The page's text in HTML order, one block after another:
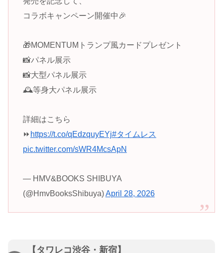
コラボキャンペーン開催中🎉
🎁MOMENTUMトランプ風カードプレゼント
📸パネル展示
📸大型パネル展示
🕰️等身大パネル展示
詳細はこちら
⏩ https://t.co/qEdzquyEYj#タイムレス
pic.twitter.com/sWR4McsApN
— HMV&BOOKS SHIBUYA
(@HmvBooksShibuya)April 28, 2026
【タワレコ渋谷・新宿】